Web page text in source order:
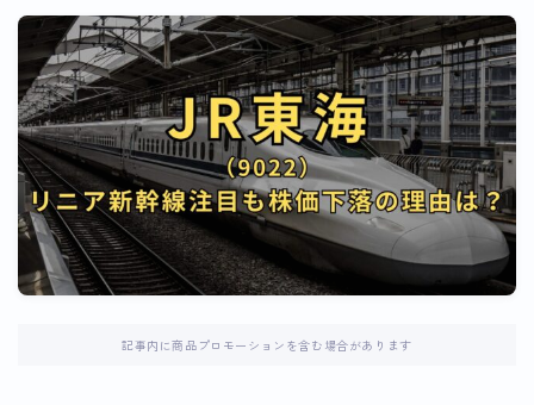
運営者情報
サイトマップ
記事内に商品プロモーションを含む場合があります